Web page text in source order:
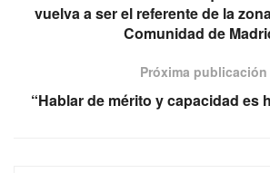
vuelva a ser el referente de la
Comunidad de
Próxima publicación
“Hablar de mérito y capacidad es